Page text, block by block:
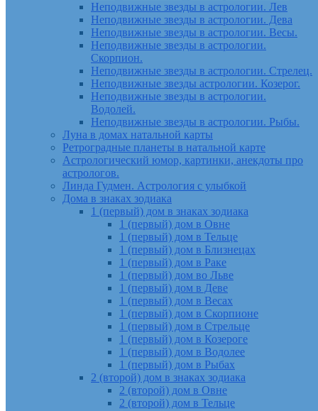
Неподвижные звезды в астрологии. Лев
Неподвижные звезды в астрологии. Дева
Неподвижные звезды в астрологии. Весы.
Неподвижные звезды в астрологии.
Скорпион.
Неподвижные звезды в астрологии. Стрелец.
Неподвижные звезды астрологии. Козерог.
Неподвижные звезды в астрологии.
Водолей.
Неподвижные звезды в астрологии. Рыбы.
Луна в домах натальной карты
Ретроградные планеты в натальной карте
Астрологический юмор, картинки, анекдоты про
астрологов.
Линда Гудмен. Астрология с улыбкой
Дома в знаках зодиака
1 (первый) дом в знаках зодиака
1 (первый) дом в Овне
1 (первый) дом в Тельце
1 (первый) дом в Близнецах
1 (первый) дом в Раке
1 (первый) дом во Льве
1 (первый) дом в Деве
1 (первый) дом в Весах
1 (первый) дом в Скорпионе
1 (первый) дом в Стрельце
1 (первый) дом в Козероге
1 (первый) дом в Водолее
1 (первый) дом в Рыбах
2 (второй) дом в знаках зодиака
2 (второй) дом в Овне
2 (второй) дом в Тельце